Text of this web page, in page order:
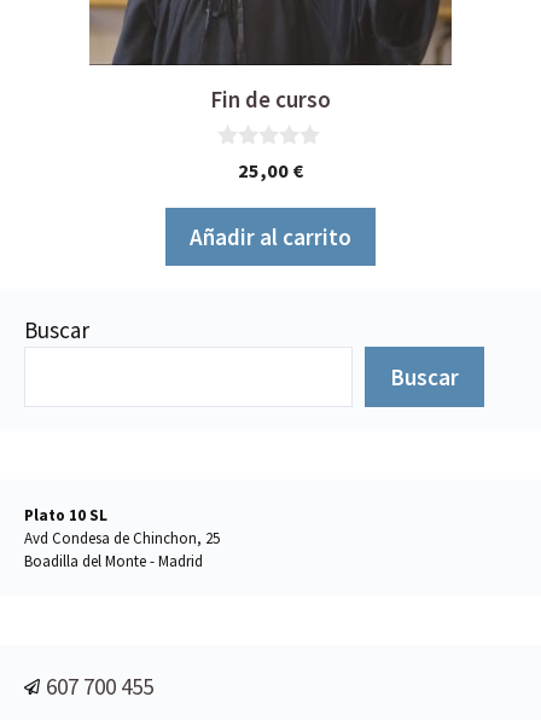
Fin de curso
25,00 €
Añadir al carrito
Buscar
Buscar
Plato 10 SL
Avd Condesa de Chinchon, 25
Boadilla del Monte - Madrid
607 700 455